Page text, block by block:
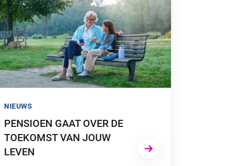
PENSIOEN GAAT OVER DE
TOEKOMST VAN JOUW
LEVEN
NIEUWS